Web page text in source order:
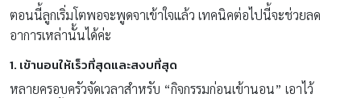
ตอนนี้ลูกเริ่มโตพอจะพูดจาเข้าใจแล้ว เทคนิคต่อไปนี้จะช่วยลด
อาการเหล่านั้นได้ค่ะ
1. เข้านอนให้เร็วที่สุดและสงบที่สุด
หลายครอบครัวจัดเวลาสำหรับ “กิจกรรมก่อนเข้านอน” เอาไว้